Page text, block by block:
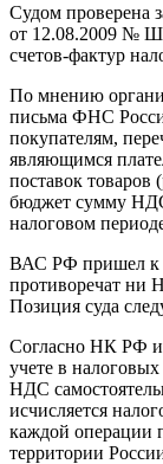
Судом проверена
от 12.08.2009 №
счетов-фактур
По мнению
письма ФНС
покупателям,
являющимся
поставок
бюджет сумму
налоговом
ВАС РФ пришел к
противоречат ни
Позиция суда
Согласно НК РФ
учете в
НДС
исчисляется
каждой операции
территории